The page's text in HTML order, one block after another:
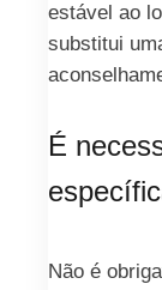
estável ao
substitui
É
Não é